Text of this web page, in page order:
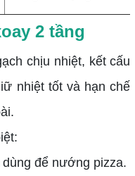
2 tầng
chịu nhiệt, kết cấu
nhiệt tốt và hạn chế
để nướng pizza.